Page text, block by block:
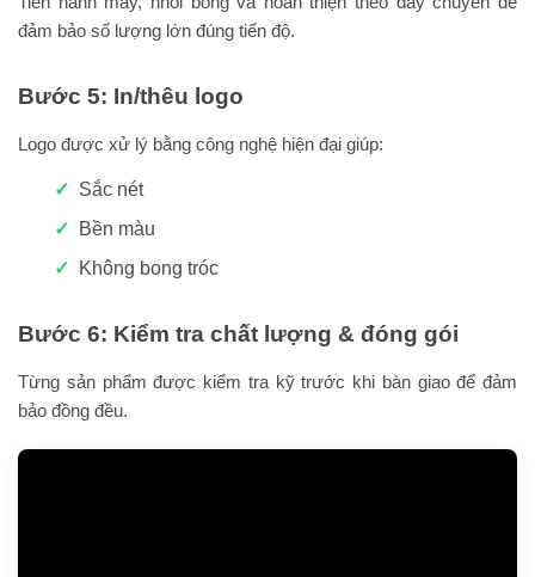
đảm bảo số lượng lớn đúng tiến độ.
Bước 5: In/thêu logo
Logo được xử lý bằng công nghệ hiện đại giúp:
Sắc nét
Bền màu
Không bong tróc
Bước 6: Kiểm tra chất lượng & đóng gói
Từng sản phẩm được kiểm tra kỹ trước khi bàn giao để đảm
bảo đồng đều.